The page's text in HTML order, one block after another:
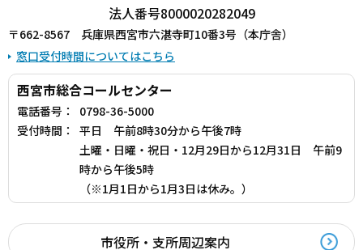
法人番号8000020282049
〒662-8567 兵庫県西宮市六湛寺町10番3号（本庁舎）
窓口受付時間についてはこちら
西宮市総合コールセンター
電話番号：
0798-36-5000
受付時間：
平日 午前8時30分から午後7時
土曜・日曜・祝日・12月29日から12月31日 午前9
時から午後5時
（※1月1日から1月3日は休み。）
市役所・支所周辺案内